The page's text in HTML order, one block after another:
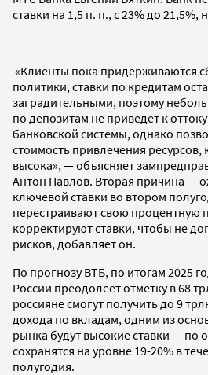
ставки на 1,5 п. п., с 23% до 21,5%,
«Клиенты пока придерживаются
политики, ставки по кредитам
заградительными, поэтому
по депозитам не приведет к
банковской системы, однако
стоимость привлечения ресурсов,
высока», — объясняет
Антон Павлов. Вторая причина —
ключевой ставки во втором
перестраивают свою процентную
корректируют ставки, чтобы не
рисков, добавляет он.
По прогнозу ВТБ, по итогам 2025
России преодолеет отметку в 68
россияне смогут получить до 9
дохода по вкладам, одним из
рынка будут высокие ставки — по
сохранятся на уровне 19-20% в
полугодия.